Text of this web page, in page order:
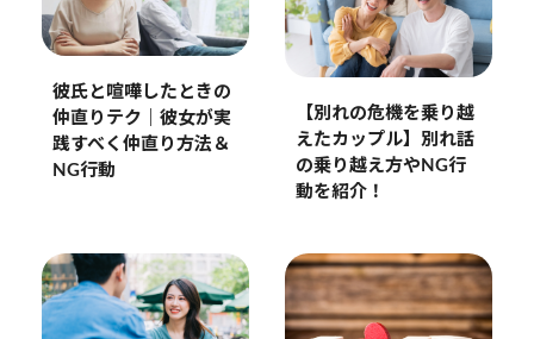
彼氏と喧嘩したときの
仲直りテク｜彼女が実
践すべく仲直り方法＆
NG行動
【別れの危機を乗り越
えたカップル】別れ話
の乗り越え方やNG行
動を紹介！